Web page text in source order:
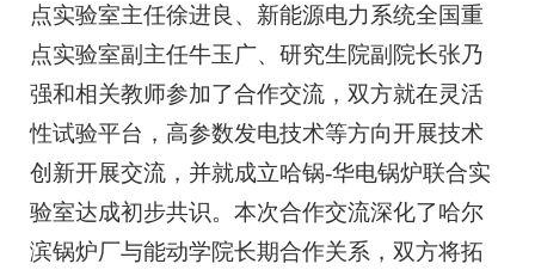
点实验室主任徐进良、新能源电力系统全国重
点实验室副主任牛玉广、研究生院副院长张乃
强和相关教师参加了合作交流，双方就在灵活
性试验平台，高参数发电技术等方向开展技术
创新开展交流，并就成立哈锅-华电锅炉联合实
验室达成初步共识。本次合作交流深化了哈尔
滨锅炉厂与能动学院长期合作关系，双方将拓